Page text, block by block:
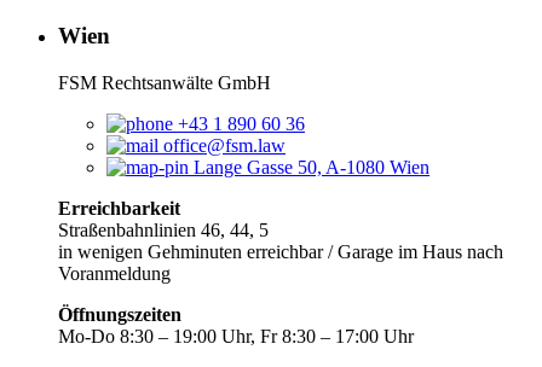
Wien
FSM Rechtsanwälte GmbH
+43 1 890 60 36
office@fsm.law
Lange Gasse 50, A-1080 Wien
Erreichbarkeit
Straßenbahnlinien 46, 44, 5
in wenigen Gehminuten erreichbar / Garage im Haus nach
Voranmeldung
Öffnungszeiten
Mo-Do 8:30 – 19:00 Uhr, Fr 8:30 – 17:00 Uhr